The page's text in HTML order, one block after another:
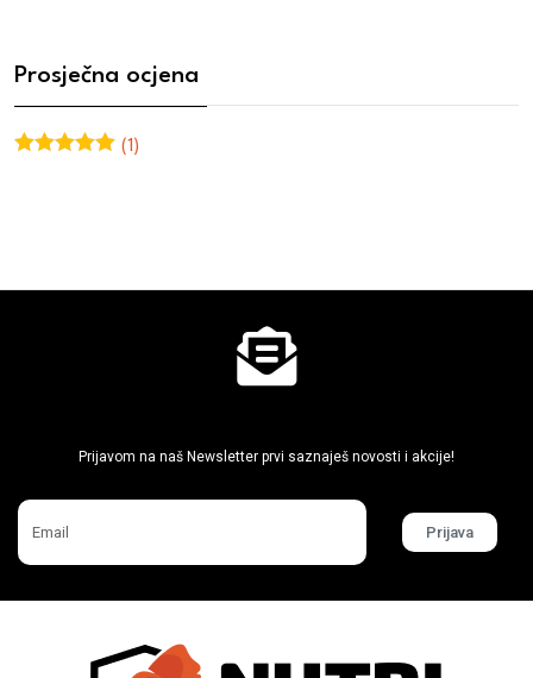
Prosječna ocjena
(1)
Prijavom na naš Newsletter prvi saznaješ novosti i akcije!
Prijava